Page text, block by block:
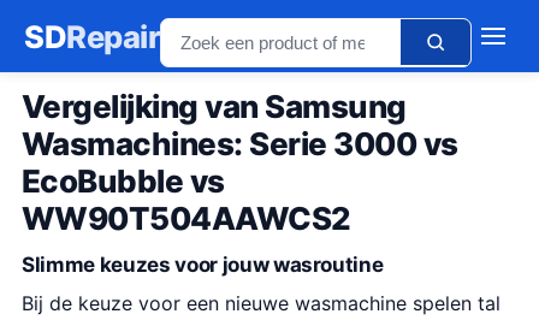
SDRepair
Vergelijking van Samsung
Wasmachines: Serie 3000 vs
EcoBubble vs
WW90T504AAWCS2
Slimme keuzes voor jouw wasroutine
Bij de keuze voor een nieuwe wasmachine spelen tal